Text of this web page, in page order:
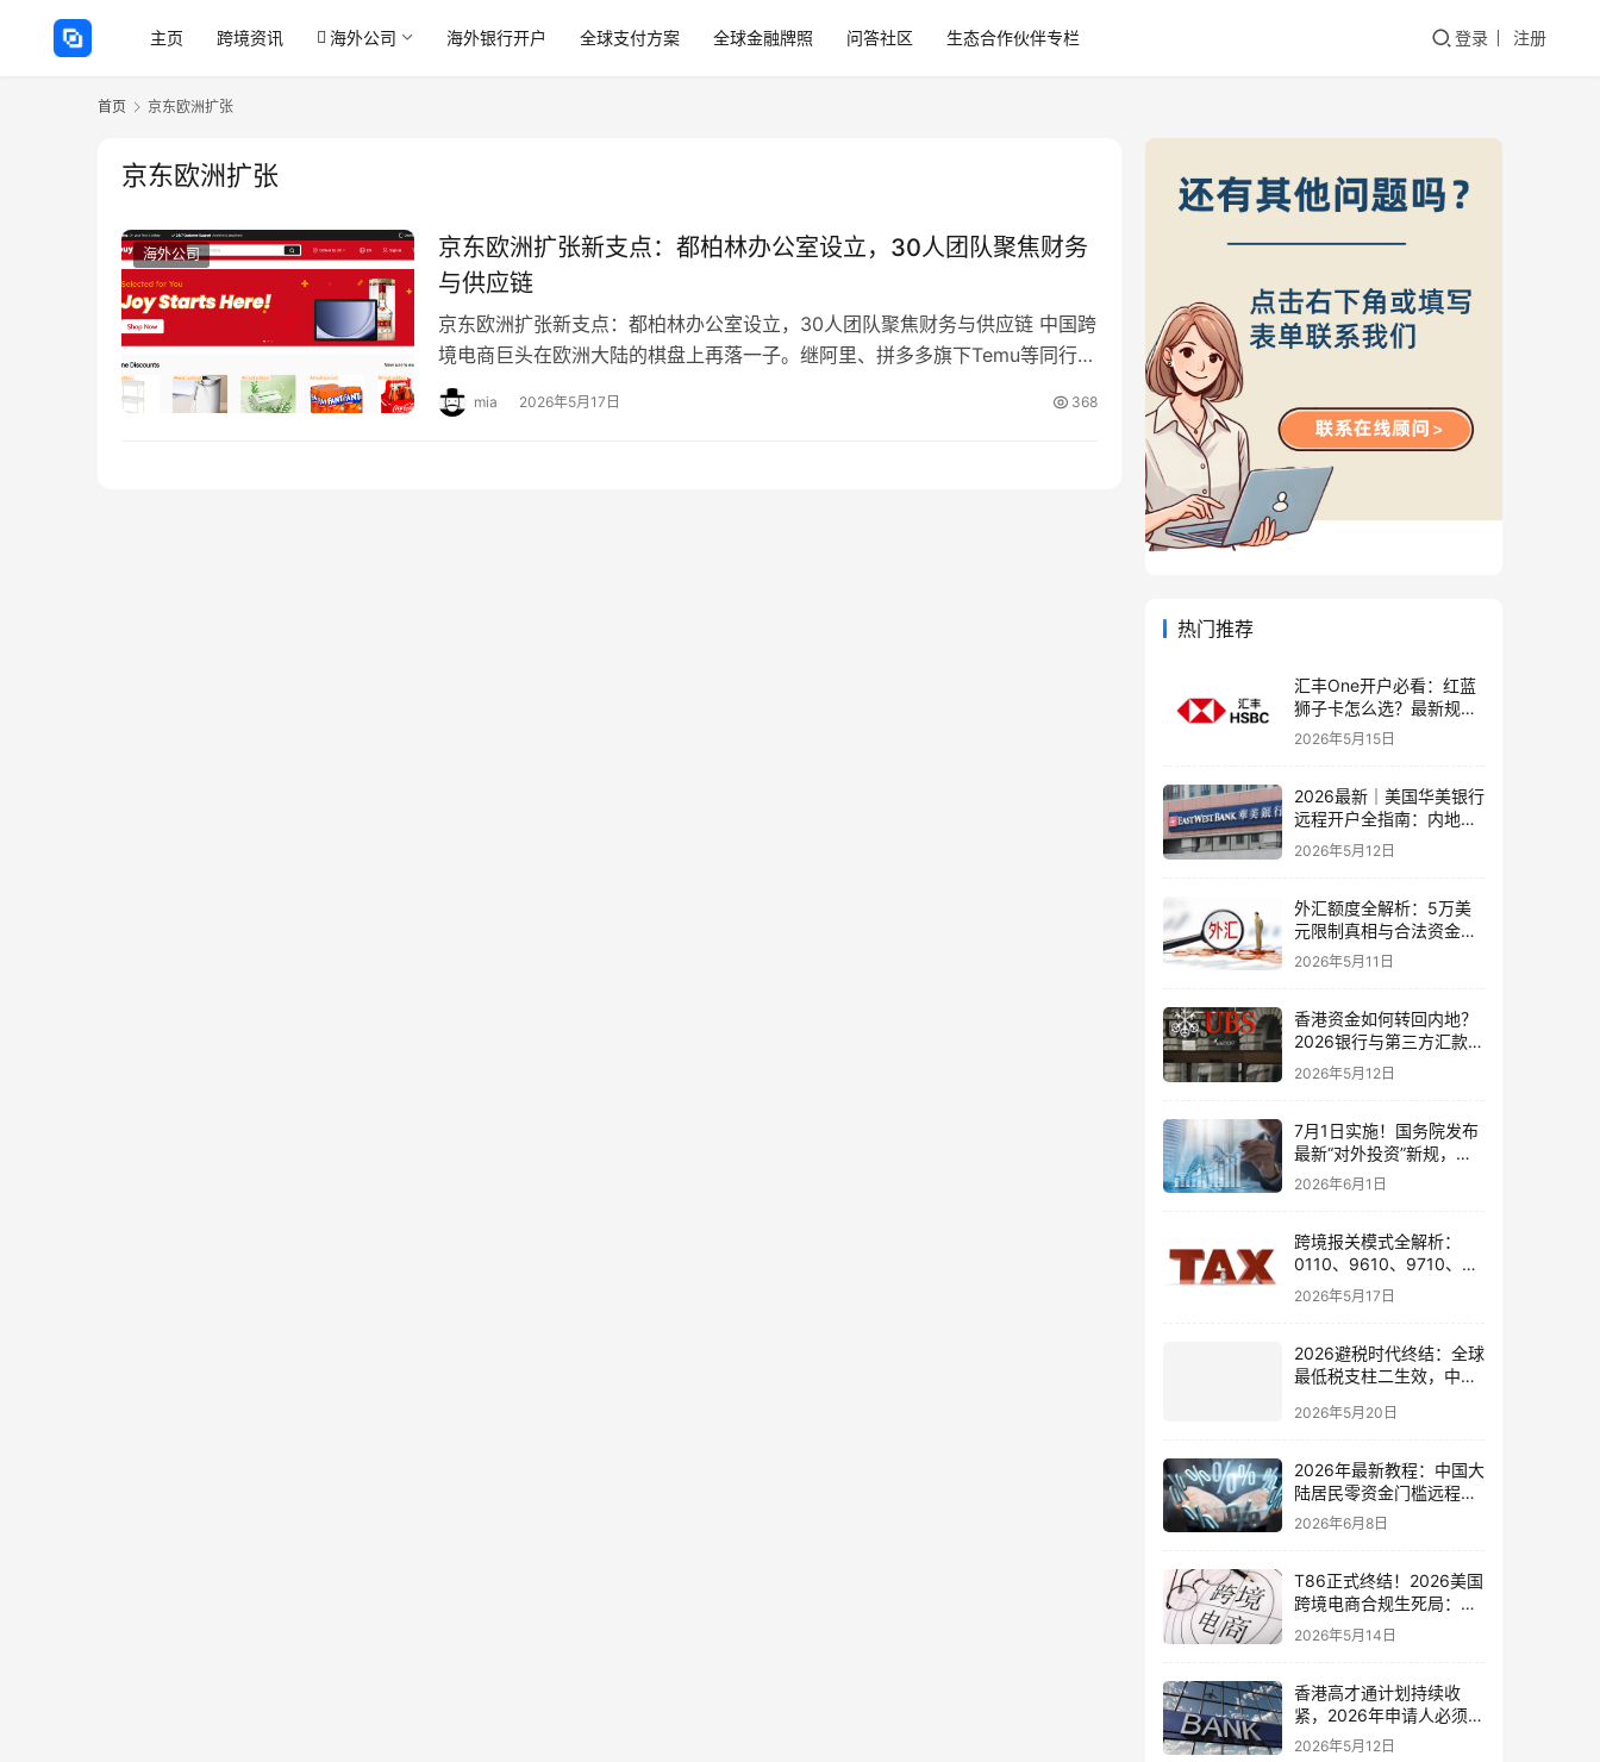
主页 跨境资讯 海外公司 海外银行开户 全球支付方案 全球金融牌照 问答社区 生态合作伙伴专栏 登录 注册
首页 京东欧洲扩张
京东欧洲扩张
海外公司
京东欧洲扩张新支点：都柏林办公室设立，30人团队聚焦财务
与供应链
京东欧洲扩张新支点：都柏林办公室设立，30人团队聚焦财务与供应链 中国跨
境电商巨头在欧洲大陆的棋盘上再落一子。继阿里、拼多多旗下Temu等同行纷
纷重注欧洲后，京东于近期被披露正低调…
mia 2026年5月17日 368
热门推荐
汇丰One开户必看：红蓝
狮子卡怎么选？最新规则
+补办攻略+5个避坑指南
2026年5月15日
2026最新｜美国华美银行
远程开户全指南：内地居
民足不出户办理美股与跨
境账户实操解析
2026年5月12日
外汇额度全解析：5万美
元限制真相与合法资金出
境通道
2026年5月11日
香港资金如何转回内地？
2026银行与第三方汇款全
攻略
2026年5月12日
7月1日实施！国务院发布
最新“对外投资”新规，炒
股、出海、海外资产配置
2026年6月1日
跨境报关模式全解析：
0110、9610、9710、
9810、1039、1210 的区
别与最佳应用场景
2026年5月17日
2026避税时代终结：全球
最低税支柱二生效，中国
策略
2026年5月20日
2026年最新教程：中国大
陆居民零资金门槛远程开
通嘉信证券国际账户的全
2026年6月8日
T86正式终结！2026美国
跨境电商合规生死局：海
外仓、美国公司与税务架
构全面重构
2026年5月14日
香港高才通计划持续收
紧，2026年申请人必须注
意的7个关键变化！附最
2026年5月12日